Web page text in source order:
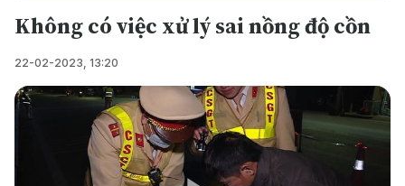
Không có việc xử lý sai nồng độ cồn
22-02-2023, 13:20